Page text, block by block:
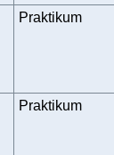
Praktikum
Praktikum